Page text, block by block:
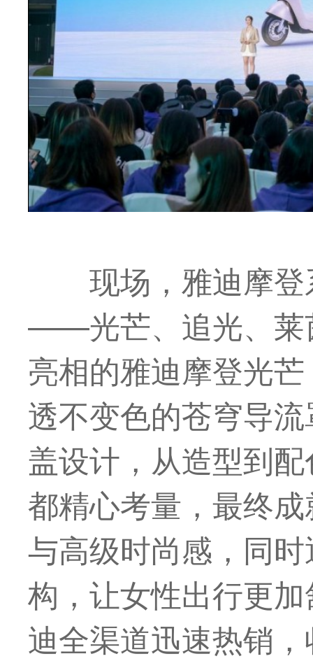
现场，雅迪摩
——光芒、追光、莱
亮相的雅迪摩登光
透不变色的苍穹导
盖设计，从造型到
都精心考量， 最终
与高级时尚感，同
构，让女性出行更
迪全渠道迅速热销